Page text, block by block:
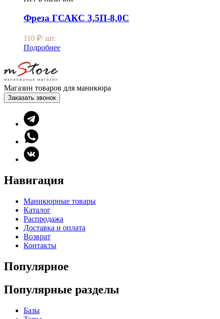
Фреза ГСАКС 3,5П-8,0С
110 ₽/ шт.
Подробнее
Магазин товаров для маникюра
Заказать звонок
Навигация
Маникюрные товары
Каталог
Распродажа
Доставка и оплата
Возврат
Контакты
Популярное
Популярные разделы
Базы